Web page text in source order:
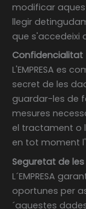
modificar
llegir
que s'accedeixi
Confidencialitat
L'EMPRESA es
secret de les
guardar-les de
mesures
el tractament o
en tot moment
Seguretat de
L´EMPRESA
oportunes per
´aquestes